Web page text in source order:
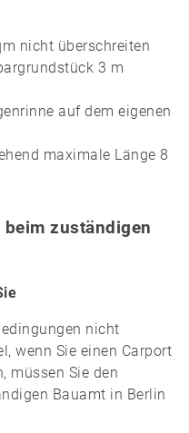
nicht überschreiten
3 m
auf dem eigenen
maximale Länge 8
zuständigen
nicht
wenn Sie einen Carport
müssen Sie den
Bauamt in Berlin